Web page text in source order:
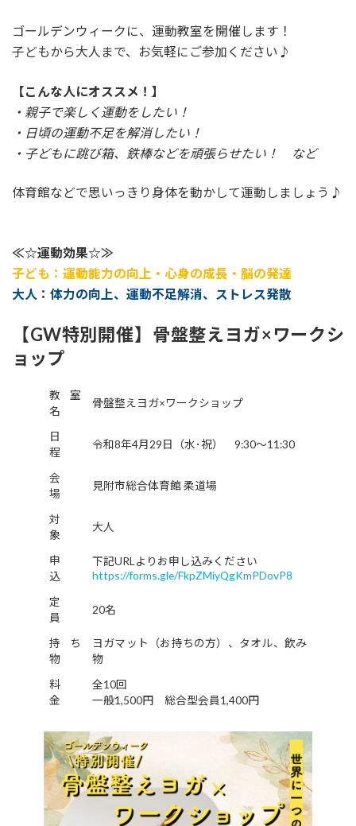
ゴールデンウィークに、運動教室を開催します！
子どもから大人まで、お気軽にご参加ください♪
【こんな人にオススメ！】
・親子で楽しく運動をしたい！
・日頃の運動不足を解消したい！
・子どもに跳び箱、鉄棒などを頑張らせたい！ など
体育館などで思いっきり身体を動かして運動しましょう♪
≪☆運動効果☆≫
子ども：運動能力の向上・心身の成長・脳の発達
大人：体力の向上、運動不足解消、ストレス発散
【GW特別開催】骨盤整えヨガ×ワークシ
ョップ
教室
名
骨盤整えヨガ×ワークショップ
日
程
令和8年4月29日（水･祝） 9:30～11:30
会
場
見附市総合体育館 柔道場
対
象
大人
申
込
下記URLよりお申し込みください
https://forms.gle/FkpZMiyQgKmPDovP8
定
員
20名
持ち
物
ヨガマット（お持ちの方）、タオル、飲み
物
料
金
全10回
一般1,500円 総合型会員1,400円